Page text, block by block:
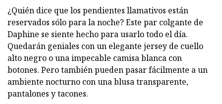
¿Quién dice que los pendientes llamativos están
reservados sólo para la noche? Este par colgante de
Daphine se siente hecho para usarlo todo el día.
Quedarán geniales con un elegante jersey de cuello
alto negro o una impecable camisa blanca con
botones. Pero también pueden pasar fácilmente a un
ambiente nocturno con una blusa transparente,
pantalones y tacones.